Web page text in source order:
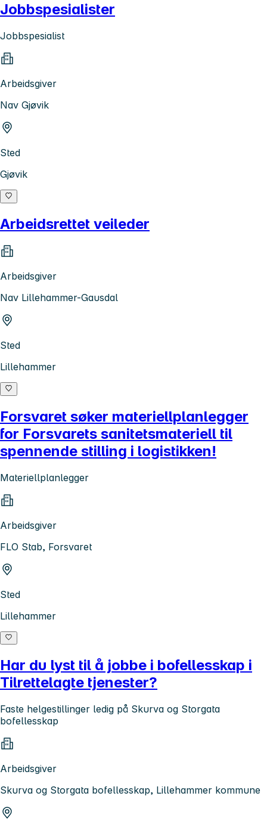
Jobbspesialister
Jobbspesialist
Arbeidsgiver
Nav Gjøvik
Sted
Gjøvik
Arbeidsrettet veileder
Arbeidsgiver
Nav Lillehammer-Gausdal
Sted
Lillehammer
Forsvaret søker materiellplanlegger
for Forsvarets sanitetsmateriell til
spennende stilling i logistikken!
Materiellplanlegger
Arbeidsgiver
FLO Stab, Forsvaret
Sted
Lillehammer
Har du lyst til å jobbe i bofellesskap i
Tilrettelagte tjenester?
Faste helgestillinger ledig på Skurva og Storgata
bofellesskap
Arbeidsgiver
Skurva og Storgata bofellesskap, Lillehammer kommune